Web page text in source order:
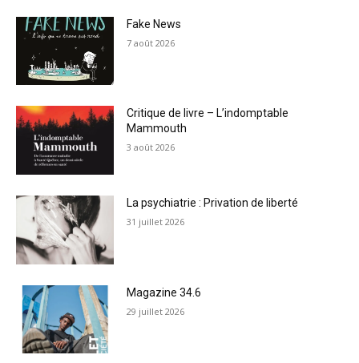
Fake News
7 août 2026
Critique de livre – L’indomptable
Mammouth
3 août 2026
La psychiatrie : Privation de liberté
31 juillet 2026
Magazine 34.6
29 juillet 2026